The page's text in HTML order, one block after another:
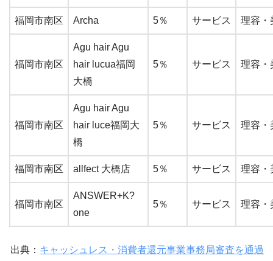
福岡市南区 Archa 5％ サービス 理容・
福岡市南区
Agu hair Agu
hair lucua福岡
大橋
5％ サービス 理容・
福岡市南区
Agu hair Agu
hair luce福岡大
橋
5％ サービス 理容・
福岡市南区 allfect 大橋店 5％ サービス 理容・
福岡市南区
ANSWER+K?
one
5％ サービス 理容・
出典： キャッシュレス・消費者還元事業事務局審査を通過